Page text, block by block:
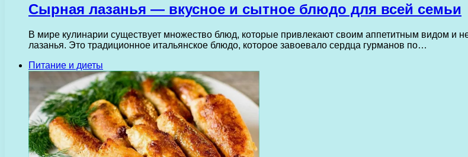
Сырная лазанья — вкусное и сытное блюдо для всей семьи
В мире кулинарии существует множество блюд, которые привлекают своим аппетитным видом и
лазанья. Это традиционное итальянское блюдо, которое завоевало сердца гурманов по…
Питание и диеты